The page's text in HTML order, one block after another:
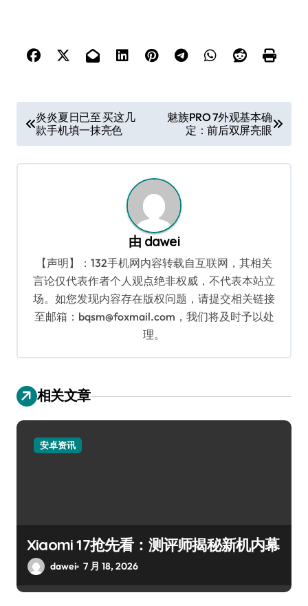
章
导
炎炎夏日已至 买这几
款手机填一抹亮色
魅族PRO 7外观基本确
定：前后双屏亮眼
由 dawei
【声明】：132手机网内容转载自互联网，其相关
言论仅代表作者个人观点绝非权威，不代表本站立
场。如您发现内容存在版权问题，请提交相关链接
至邮箱：bqsm@foxmail.com，我们将及时予以处
理。
相关文章
安卓资讯
Xiaomi 17抢先看：测评师揭秘新机内幕
dawei 7 月 18, 2026